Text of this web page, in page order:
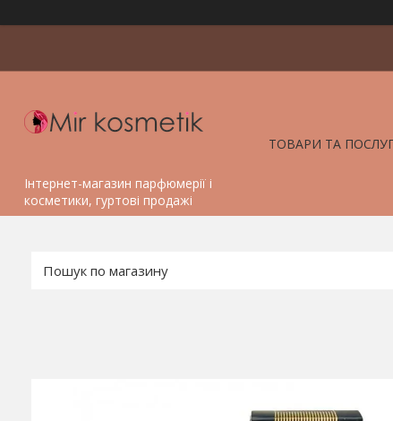
Інтернет-магазин парфюмерії і
косметики, гуртові продажі
ТОВАРИ ТА